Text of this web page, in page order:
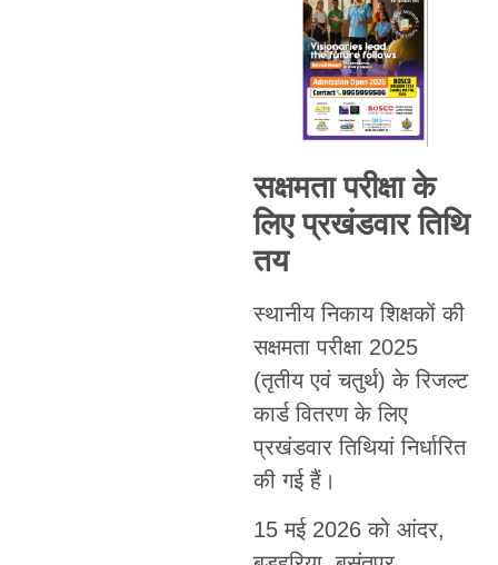
सक्षमता परीक्षा के
लिए प्रखंडवार तिथि
तय
स्थानीय निकाय शिक्षकों की
सक्षमता परीक्षा 2025
(तृतीय एवं चतुर्थ) के रिजल्ट
कार्ड वितरण के लिए
प्रखंडवार तिथियां निर्धारित
की गई हैं।
15 मई 2026 को आंदर,